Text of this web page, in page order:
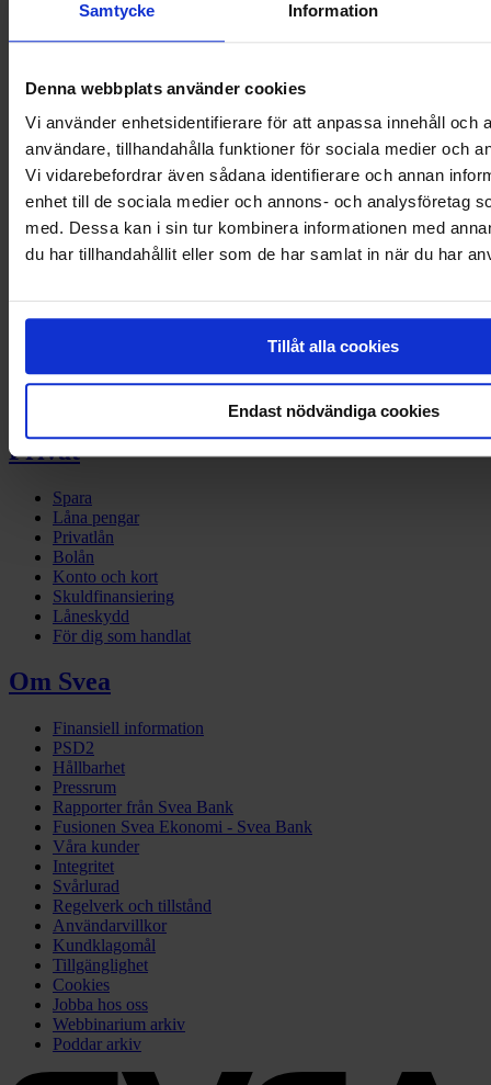
Samtycke Information
Denna webbplats använder cookies
Vi använder enhetsidentifierare för att anpassa innehåll och
användare, tillhandahålla funktioner för sociala medier och
Vi vidarebefordrar även sådana identifierare och annan
enhet till de sociala medier och annons- och analysföretag
med. Dessa kan i sin tur kombinera informationen med
du har tillhandahållit eller som de har samlat in när du har
Tillåt alla cookies
Endast nödvändiga cookies
Kontakta oss
Kontakt Privat
LinkedIn
Företag
Företagsbanken
Finansiering
Betallösningar
BaaS
Företagslån
Inkasso
Privat
Spara
Låna pengar
Privatlån
Bolån
Konto och kort
Skuldfinansiering
Låneskydd
För dig som handlat
Om Svea
Finansiell information
PSD2
Hållbarhet
Pressrum
Rapporter från Svea Bank
Fusionen Svea Ekonomi - Svea Bank
Våra kunder
Integritet
Svårlurad
Regelverk och tillstånd
Användarvillkor
Kundklagomål
Tillgänglighet
Cookies
Jobba hos oss
Webbinarium arkiv
Poddar arkiv